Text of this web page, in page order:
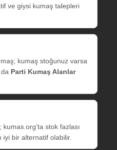
ve giysi kumaş talepleri
kumaş stoğunuz varsa
Parti Kumaş Alanlar
stok fazlası
iyi bir alternatif olabilir.